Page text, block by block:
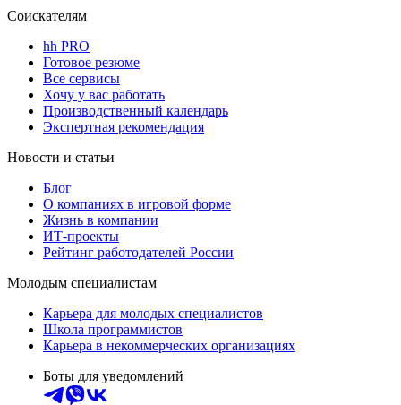
Соискателям
hh PRO
Готовое резюме
Все сервисы
Хочу у вас работать
Производственный календарь
Экспертная рекомендация
Новости и статьи
Блог
О компаниях в игровой форме
Жизнь в компании
ИТ-проекты
Рейтинг работодателей России
Молодым специалистам
Карьера для молодых специалистов
Школа программистов
Карьера в некоммерческих организациях
Боты для уведомлений